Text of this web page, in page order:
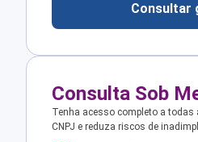
Consultar
Consulta Sob
Tenha acesso completo a
CNPJ e reduza riscos de